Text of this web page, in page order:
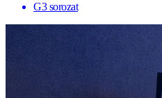
G3 sorozat